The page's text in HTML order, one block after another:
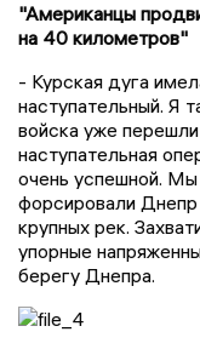
"Американцы
на 40 километров"
- Курская дуга
наступательный. Я
войска уже
наступательная
очень успешной.
форсировали
крупных рек.
упорные
берегу Днепра.